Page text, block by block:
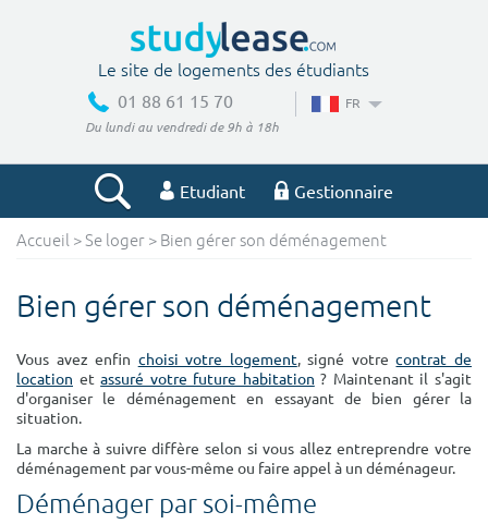
Le site de logements des étudiants
01 88 61 15 70
Du lundi au vendredi de 9h à 18h
FR
Etudiant Gestionnaire
Votre recherche
Ville, école
Budget min
€
Budget max
€
Surface min Surface max
Accueil >Se loger > Bien gérer son déménagement
Bien gérer son déménagement
Vous avez enfin choisi votre logement, signé votrecontrat de
location etassuré votre future habitation ? Maintenant il s'agit
d'organiser le déménagement en essayant de bien gérer la
situation.
La marche à suivre diffère selon si vous allez entreprendre votre
déménagement par vous-même ou faire appel à un déménageur.
Déménager par soi-même